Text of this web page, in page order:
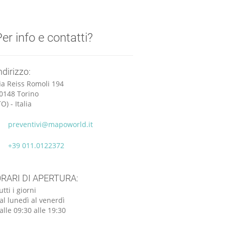
info e contatti?
Reiss Romoli 194
Torino
- Italia
preventivi@mapoworld.it
+39 011.0122372
DI APERTURA:
i giorni
lunedì al venerdì
09:30 alle 19:30